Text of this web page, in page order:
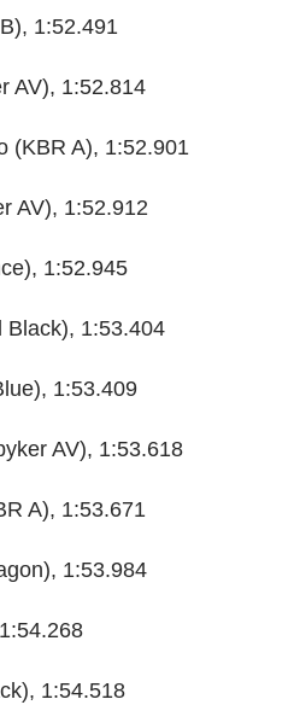
1:52.491
AV), 1:52.814
(KBR A), 1:52.901
AV), 1:52.912
1:52.945
Black), 1:53.404
1:53.409
AV), 1:53.618
A), 1:53.671
1:53.984
1:54.518